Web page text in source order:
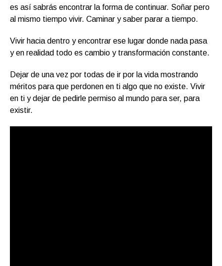
es así sabrás encontrar la forma de continuar. Soñar pero
al mismo tiempo vivir. Caminar y saber parar a tiempo.
Vivir hacia dentro y encontrar ese lugar donde nada pasa
y en realidad todo es cambio y transformación constante.
Dejar de una vez por todas de ir por la vida mostrando
méritos para que perdonen en ti algo que no existe. Vivir
en ti y dejar de pedirle permiso al mundo para ser, para
existir.